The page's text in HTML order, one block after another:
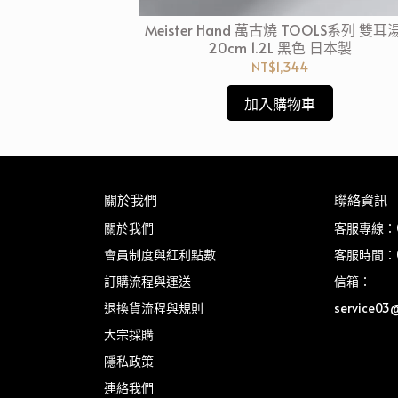
Meister Hand 萬古燒 TOOLS系列 雙耳
20cm 1.2L 黑色 日本製
NT$1,344
加入購物車
關於我們
關於我們
會員制度與紅利點數
訂購流程與運送
退換貨流程與規則
大宗採購
隱私政策
連絡我們
聯絡資訊
客服專線
客服時間
信箱：